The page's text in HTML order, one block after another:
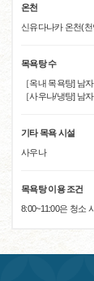
온천
신유다나카 온천(
목욕탕 수
［옥내 목욕탕] 남
［사우나/냉탕] 남자
기타 목욕 시설
사우나
목욕탕 이용 조건
8:00~11:00은 청소